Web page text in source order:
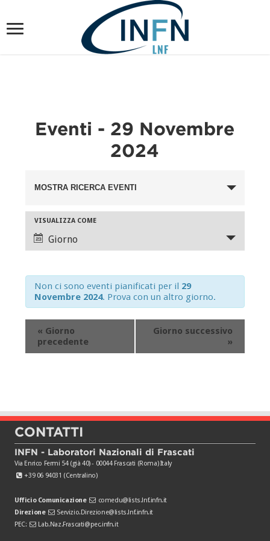
Eventi - 29 Novembre
2024
Ricerca
e
viste
Navigazione
MOSTRA RICERCA EVENTI
Evento
Viste
Navigazione
VISUALIZZA COME
Giorno
Non ci sono eventi pianificati per il 29
Novembre 2024. Prova con un altro giorno.
« Giorno
precedente
Giorno successivo
»
CONTATTI
INFN - Laboratori Nazionali di Frascati
Via Enrico Fermi 54 (già 40) - 00044 Frascati (Roma) Italy
+39 06 94031 (Centralino)
Ufficio Comunicazione
comedu@lists.lnf.infn.it
Direzione
Servizio.Direzione@lists.lnf.infn.it
PEC:
Lab.Naz.Frascati@pec.infn.it